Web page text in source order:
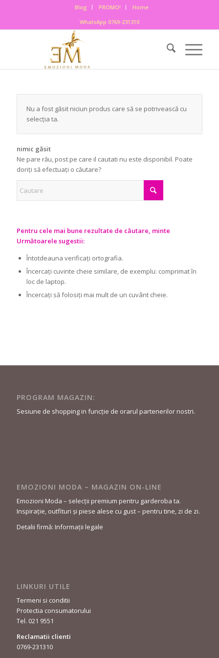
Blog PROMO!
Home
WhatsApp 0769-231310
Nu a fost găsit niciun produs care să se potrivească cu
selecția ta.
nimic găsit
Ne pare rău, post pe care il cautati nu este disponibil. Poate
doriți să efectuați o căutare?
Pentru cele mai bune rezultate de căutare, minte
Următoarele sugestii:
Întotdeauna verificați ortografia.
Încercați cuvinte cheie similare, de exemplu: comprimat în
loc de laptop.
Încercați să folosiți mai mult de un cuvânt cheie.
PROGRAM MAGAZIN:
Sesiune de shopping in funcție de orarul partenerilor nostri.
EMOZIONI MODA – MAGAZIN ON-LINE
Emozioni Moda – selecții premium pentru garderoba ta.
Inspirație, outfituri și piese alese cu gust – pentru tine, zi de zi.
Detalii firmă: Informații legale
LINKURI UTILE
Termeni si conditii
Protectia consumatorului
Tel. 021 9551
Reclamatii clienti
0769-231310